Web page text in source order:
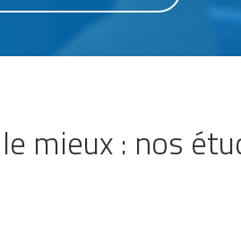
mieux : nos